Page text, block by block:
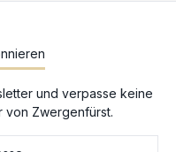
und verpasse keine
von Zwergenfürst.